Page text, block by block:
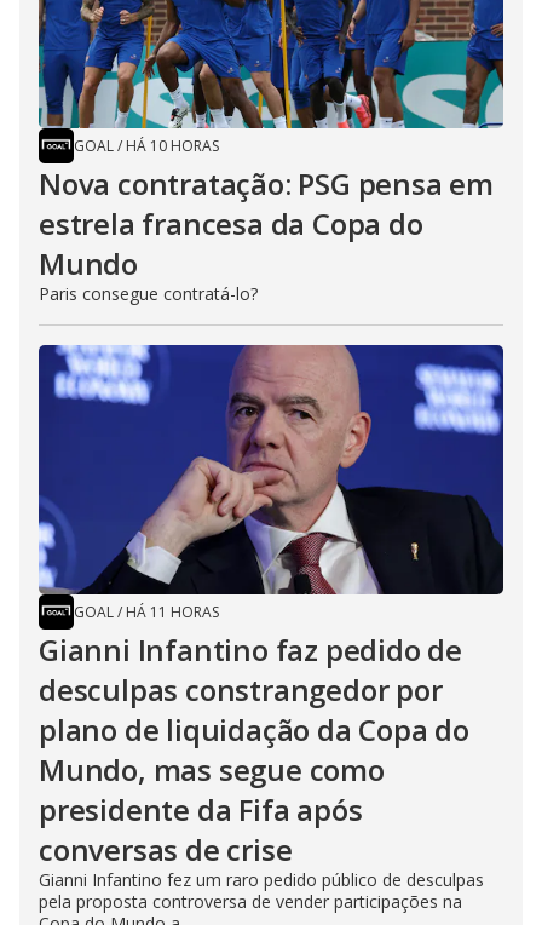
GOAL/ HÁ 10 HORAS
Nova contratação: PSG pensa em
estrela francesa da Copa do
Mundo
Paris consegue contratá-lo?
GOAL/ HÁ 11 HORAS
Gianni Infantino faz pedido de
desculpas constrangedor por
plano de liquidação da Copa do
Mundo, mas segue como
presidente da Fifa após
conversas de crise
Gianni Infantino fez um raro pedido público de desculpas
pela proposta controversa de vender participações na